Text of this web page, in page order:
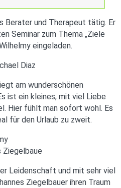
Berater und Therapeut tätig. Er
Seminar zum Thema „Ziele
eingeladen.
am wunderschönen
ist ein kleines, mit viel Liebe
Hier fühlt man sofort wohl. Es
für den Urlaub zu zweit.
Ziegelbaue
Leidenschaft und mit sehr viel
Ziegelbauer ihren Traum